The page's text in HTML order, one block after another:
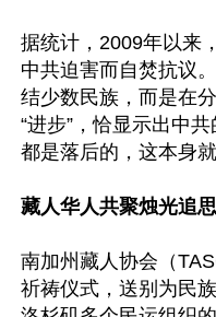
据统计，2009年以来
中共迫害而自焚抗议
结少数民族，而是在
“进步”，恰显示出中
都是落后的，这本身
藏人华人共聚烛光追
南加州藏人协会（
祈祷仪式，送别为民